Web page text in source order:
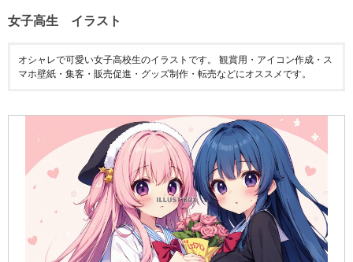
女子高生 イラスト
オシャレで可愛い女子高校生のイラストです。 観賞用・アイコン作成・ス
マホ壁紙・集客・販売促進・グッズ制作・転売などにオススメです。